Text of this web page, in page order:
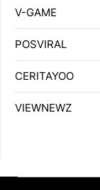
V-GAME
POSVIRAL
CERITAYOO
VIEWNEWZ